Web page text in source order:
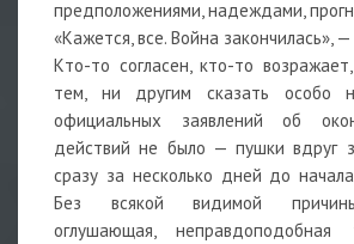
предположениями, надеждами,
«Кажется, все. Война закончилась»,
Кто-то согласен, кто-то
тем, ни другим сказать особо
официальных заявлений об
действий не было — пушки вдруг
сразу за несколько дней до
Без всякой видимой
оглушающая, неправдоподобная